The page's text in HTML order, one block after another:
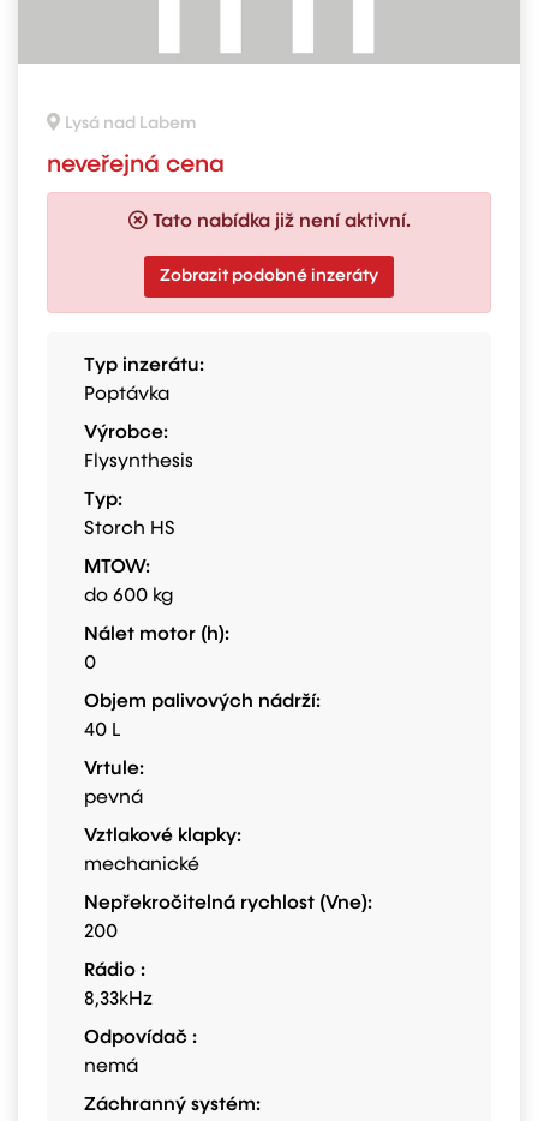
Lysá nad Labem
neveřejná cena
Tato nabídka již není aktivní.
Zobrazit podobné inzeráty
Typ inzerátu:
Poptávka
Výrobce:
Flysynthesis
Typ:
Storch HS
MTOW:
do 600 kg
Nálet motor (h):
0
Objem palivových nádrží:
40 L
Vrtule:
pevná
Vztlakové klapky:
mechanické
Nepřekročitelná rychlost (Vne):
200
Rádio :
8,33kHz
Odpovídač :
nemá
Záchranný systém: